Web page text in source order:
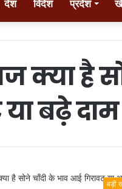
देश विदेश प्रदेश
क्या है
या बढ़े
बड़ी